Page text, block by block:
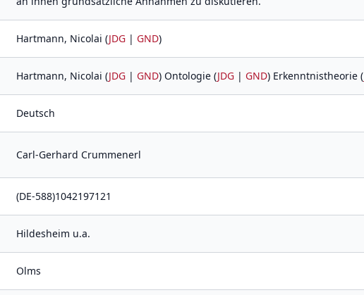
Hartmann, Nicolai (JDG | GND)
Hartmann, Nicolai (JDG | GND) Ontologie (JDG | GND) Erkenntnistheorie (
Deutsch
Carl-Gerhard Crummenerl
(DE-588)1042197121
Hildesheim u.a.
Olms